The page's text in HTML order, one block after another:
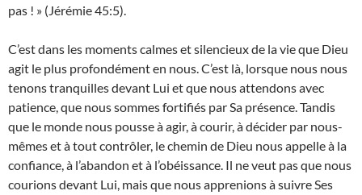
pas ! » (Jérémie 45:5).
C’est dans les moments calmes et silencieux de la vie que Dieu
agit le plus profondément en nous. C’est là, lorsque nous nous
tenons tranquilles devant Lui et que nous attendons avec
patience, que nous sommes fortifiés par Sa présence. Tandis
que le monde nous pousse à agir, à courir, à décider par nous-
mêmes et à tout contrôler, le chemin de Dieu nous appelle à la
confiance, à l’abandon et à l’obéissance. Il ne veut pas que nous
courions devant Lui, mais que nous apprenions à suivre Ses